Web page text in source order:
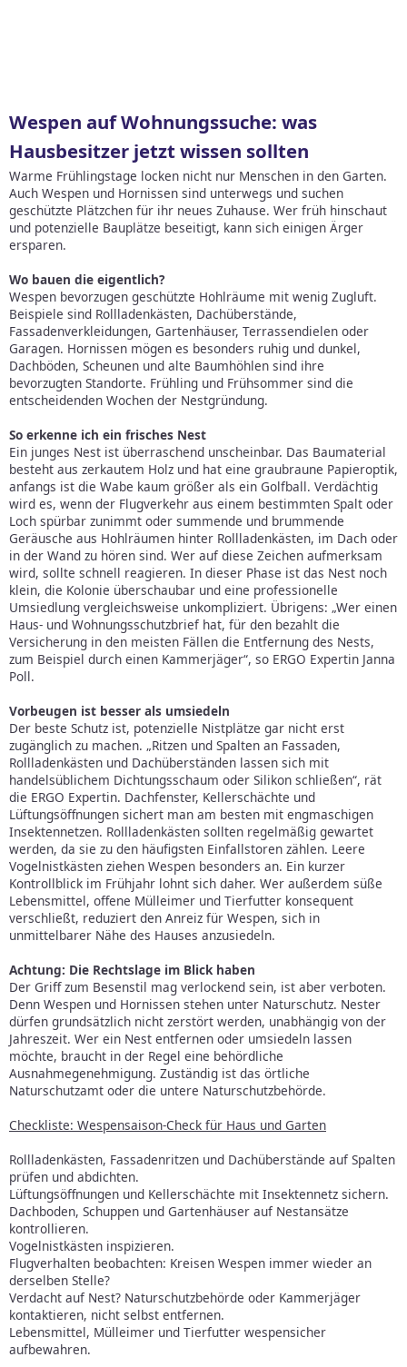
Wespen auf Wohnungssuche: was
Hausbesitzer jetzt wissen sollten
Warme Frühlingstage locken nicht nur Menschen in den Garten.
Auch Wespen und Hornissen sind unterwegs und suchen
geschützte Plätzchen für ihr neues Zuhause. Wer früh hinschaut
und potenzielle Bauplätze beseitigt, kann sich einigen Ärger
ersparen.
Wo bauen die eigentlich?
Wespen bevorzugen geschützte Hohlräume mit wenig Zugluft.
Beispiele sind Rollladenkästen, Dachüberstände,
Fassadenverkleidungen, Gartenhäuser, Terrassendielen oder
Garagen. Hornissen mögen es besonders ruhig und dunkel,
Dachböden, Scheunen und alte Baumhöhlen sind ihre
bevorzugten Standorte. Frühling und Frühsommer sind die
entscheidenden Wochen der Nestgründung.
So erkenne ich ein frisches Nest
Ein junges Nest ist überraschend unscheinbar. Das Baumaterial
besteht aus zerkautem Holz und hat eine graubraune Papieroptik,
anfangs ist die Wabe kaum größer als ein Golfball. Verdächtig
wird es, wenn der Flugverkehr aus einem bestimmten Spalt oder
Loch spürbar zunimmt oder summende und brummende
Geräusche aus Hohlräumen hinter Rollladenkästen, im Dach oder
in der Wand zu hören sind. Wer auf diese Zeichen aufmerksam
wird, sollte schnell reagieren. In dieser Phase ist das Nest noch
klein, die Kolonie überschaubar und eine professionelle
Umsiedlung vergleichsweise unkompliziert. Übrigens: „Wer einen
Haus- und Wohnungsschutzbrief hat, für den bezahlt die
Versicherung in den meisten Fällen die Entfernung des Nests,
zum Beispiel durch einen Kammerjäger“, so ERGO Expertin Janna
Poll.
Vorbeugen ist besser als umsiedeln
Der beste Schutz ist, potenzielle Nistplätze gar nicht erst
zugänglich zu machen. „Ritzen und Spalten an Fassaden,
Rollladenkästen und Dachüberständen lassen sich mit
handelsüblichem Dichtungsschaum oder Silikon schließen“, rät
die ERGO Expertin. Dachfenster, Kellerschächte und
Lüftungsöffnungen sichert man am besten mit engmaschigen
Insektennetzen. Rollladenkästen sollten regelmäßig gewartet
werden, da sie zu den häufigsten Einfallstoren zählen. Leere
Vogelnistkästen ziehen Wespen besonders an. Ein kurzer
Kontrollblick im Frühjahr lohnt sich daher. Wer außerdem süße
Lebensmittel, offene Mülleimer und Tierfutter konsequent
verschließt, reduziert den Anreiz für Wespen, sich in
unmittelbarer Nähe des Hauses anzusiedeln.
Achtung: Die Rechtslage im Blick haben
Der Griff zum Besenstil mag verlockend sein, ist aber verboten.
Denn Wespen und Hornissen stehen unter Naturschutz. Nester
dürfen grundsätzlich nicht zerstört werden, unabhängig von der
Jahreszeit. Wer ein Nest entfernen oder umsiedeln lassen
möchte, braucht in der Regel eine behördliche
Ausnahmegenehmigung. Zuständig ist das örtliche
Naturschutzamt oder die untere Naturschutzbehörde.
Checkliste: Wespensaison-Check für Haus und Garten
Rollladenkästen, Fassadenritzen und Dachüberstände auf Spalten
prüfen und abdichten.
Lüftungsöffnungen und Kellerschächte mit Insektennetz sichern.
Dachboden, Schuppen und Gartenhäuser auf Nestansätze
kontrollieren.
Vogelnistkästen inspizieren.
Flugverhalten beobachten: Kreisen Wespen immer wieder an
derselben Stelle?
Verdacht auf Nest? Naturschutzbehörde oder Kammerjäger
kontaktieren, nicht selbst entfernen.
Lebensmittel, Mülleimer und Tierfutter wespensicher
aufbewahren.